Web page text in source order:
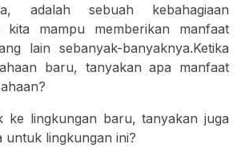
adalah sebuah kebahagiaan
kita mampu memberikan manfaat
lain sebanyak-banyaknya.Ketika
baru, tanyakan apa manfaat
ke lingkungan baru, tanyakan juga
untuk lingkungan ini?